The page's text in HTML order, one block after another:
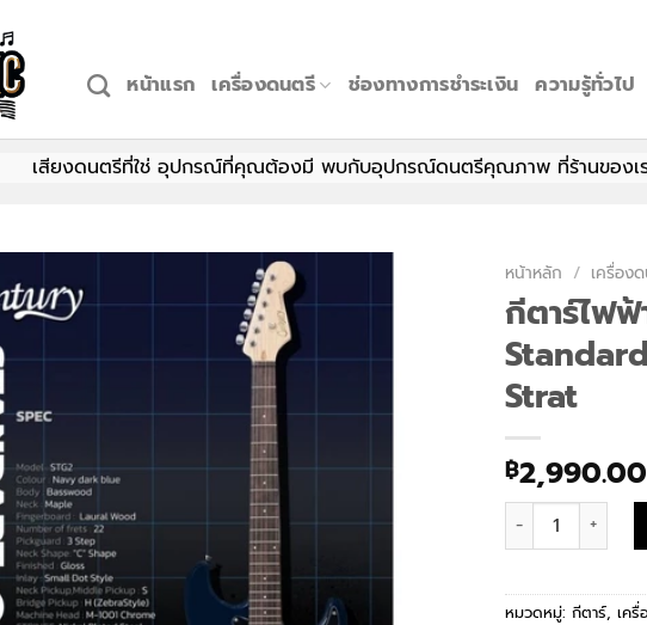
หน้าแรก เครื่องดนตรี ช่องทางการชำระเงิน ความรู้ทั่วไป
เสียงดนตรีที่ใช่ อุปกรณ์ที่คุณต้องมี พบกับอุปกรณ์ดนตรีคุณภาพ ที่ร้านของเรา ไม่ว่
หน้าหลัก / เครื่อง
กีตาร์ไฟ
Strat
฿2,990.00
จำนวน กีตาร์ไฟ
หมวดหมู่: กีตาร์, เค